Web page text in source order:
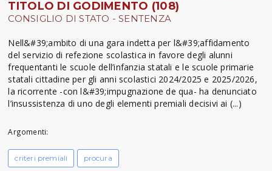
TITOLO DI GODIMENTO (108)
CONSIGLIO DI STATO - SENTENZA
Nell&#39;ambito di una gara indetta per l&#39;affidamento
del servizio di refezione scolastica in favore degli alunni
frequentanti le scuole dell’infanzia statali e le scuole primarie
statali cittadine per gli anni scolastici 2024/2025 e 2025/2026,
la ricorrente -con l&#39;impugnazione de qua- ha denunciato
l’insussistenza di uno degli elementi premiali decisivi ai (...)
Argomenti:
criteri premiali procura